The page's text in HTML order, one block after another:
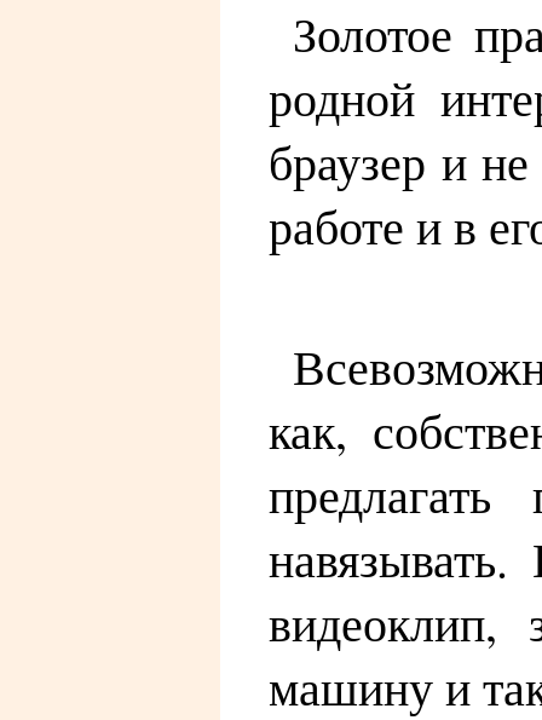
Золотое
родной
браузер и
работе и в
как,
видеоклип,
машину и